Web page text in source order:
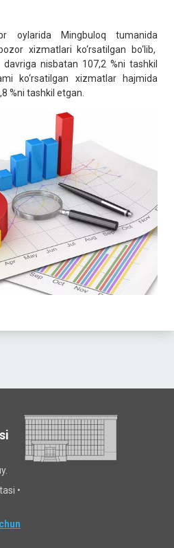
oylarida Mingbuloq tumanida
xizmatlari ko‘rsatilgan bo‘lib,
nisbatan 107,2 %ni tashkil
ko‘rsatilgan xizmatlar hajmida
%ni tashkil etgan.
•